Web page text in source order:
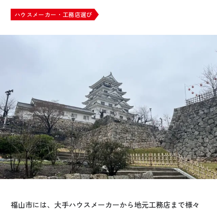
家づくり学校とは
ご利用者の声・実例
お役立ち情報
公式SNSをチェック
YOUTUBE Instagram
プライバシーポリシー
ハウスメーカー・工務店選び
福山市には、大手ハウスメーカーから地元工務店まで様々